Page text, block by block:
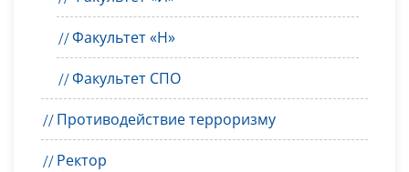
Факультет «Н»
Факультет СПО
Противодействие терроризму
Ректор